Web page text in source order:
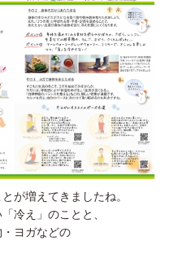
が増えてきましたね。
冷え」のことと、
ヨガなどの